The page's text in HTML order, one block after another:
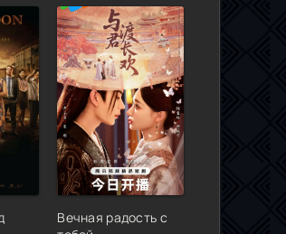
Вечная радость с